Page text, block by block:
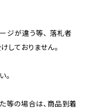
ジが違う等、 落札者
しておりません。
。
等の場合は、商品到着